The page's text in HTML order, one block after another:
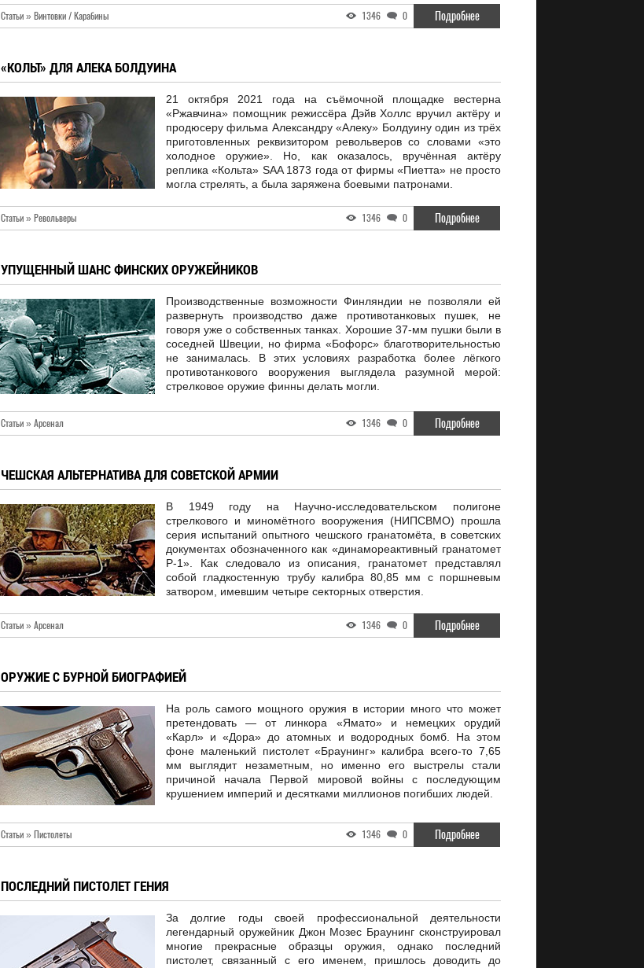
Статьи » Винтовки / Карабины 1346 0 Подробнее
«КОЛЬТ» ДЛЯ АЛЕКА БОЛДУИНА
21 октября 2021 года на съёмочной площадке вестерна
«Ржавчина» помощник режиссёра Дэйв Холлс вручил актёру и
продюсеру фильма Александру «Алеку» Болдуину один из трёх
приготовленных реквизитором револьверов со словами «это
холодное оружие». Но, как оказалось, вручённая актёру
реплика «Кольта» SAA 1873 года от фирмы «Пиетта» не просто
могла стрелять, а была заряжена боевыми патронами.
Статьи » Револьверы 1346 0 Подробнее
УПУЩЕННЫЙ ШАНС ФИНСКИХ ОРУЖЕЙНИКОВ
Производственные возможности Финляндии не позволяли ей
развернуть производство даже противотанковых пушек, не
говоря уже о собственных танках. Хорошие 37-мм пушки были в
соседней Швеции, но фирма «Бофорс» благотворительностью
не занималась. В этих условиях разработка более лёгкого
противотанкового вооружения выглядела разумной мерой:
стрелковое оружие финны делать могли.
Статьи » Арсенал 1346 0 Подробнее
ЧЕШСКАЯ АЛЬТЕРНАТИВА ДЛЯ СОВЕТСКОЙ АРМИИ
В 1949 году на Научно-исследовательском полигоне
стрелкового и миномётного вооружения (НИПСВМО) прошла
серия испытаний опытного чешского гранатомёта, в советских
документах обозначенного как «динамореактивный гранатомет
Р-1». Как следовало из описания, гранатомет представлял
собой гладкостенную трубу калибра 80,85 мм с поршневым
затвором, имевшим четыре секторных отверстия.
Статьи » Арсенал 1346 0 Подробнее
ОРУЖИЕ С БУРНОЙ БИОГРАФИЕЙ
На роль самого мощного оружия в истории много что может
претендовать — от линкора «Ямато» и немецких орудий
«Карл» и «Дора» до атомных и водородных бомб. На этом
фоне маленький пистолет «Браунинг» калибра всего-то 7,65
мм выглядит незаметным, но именно его выстрелы стали
причиной начала Первой мировой войны с последующим
крушением империй и десятками миллионов погибших людей.
Статьи » Пистолеты 1346 0 Подробнее
ПОСЛЕДНИЙ ПИСТОЛЕТ ГЕНИЯ
За долгие годы своей профессиональной деятельности
легендарный оружейник Джон Мозес Браунинг сконструировал
многие прекрасные образцы оружия, однако последний
пистолет, связанный с его именем, пришлось доводить до